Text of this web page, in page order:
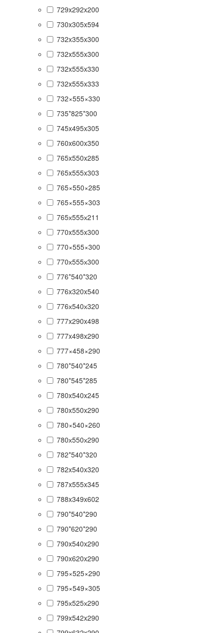
729x292x200
730x305x594
732x355x300
732x555x300
732x555x330
732x555x333
732×555×330
735*825*300
745x495x305
760x600x350
765x550x285
765x555x303
765×550×285
765×555×303
765х555х211
770x555x300
770×555×300
770х555х300
776*540*320
776x320x540
776х540х320
777x290x498
777x498x290
777×458×290
780*540*245
780*545*285
780x540x245
780x550x290
780×540×260
780х550х290
782*540*320
782x540x320
787x555x345
788x349x602
790*540*290
790*620*290
790x540x290
790x620x290
795×525×290
795×549×305
795х525х290
799x542x290